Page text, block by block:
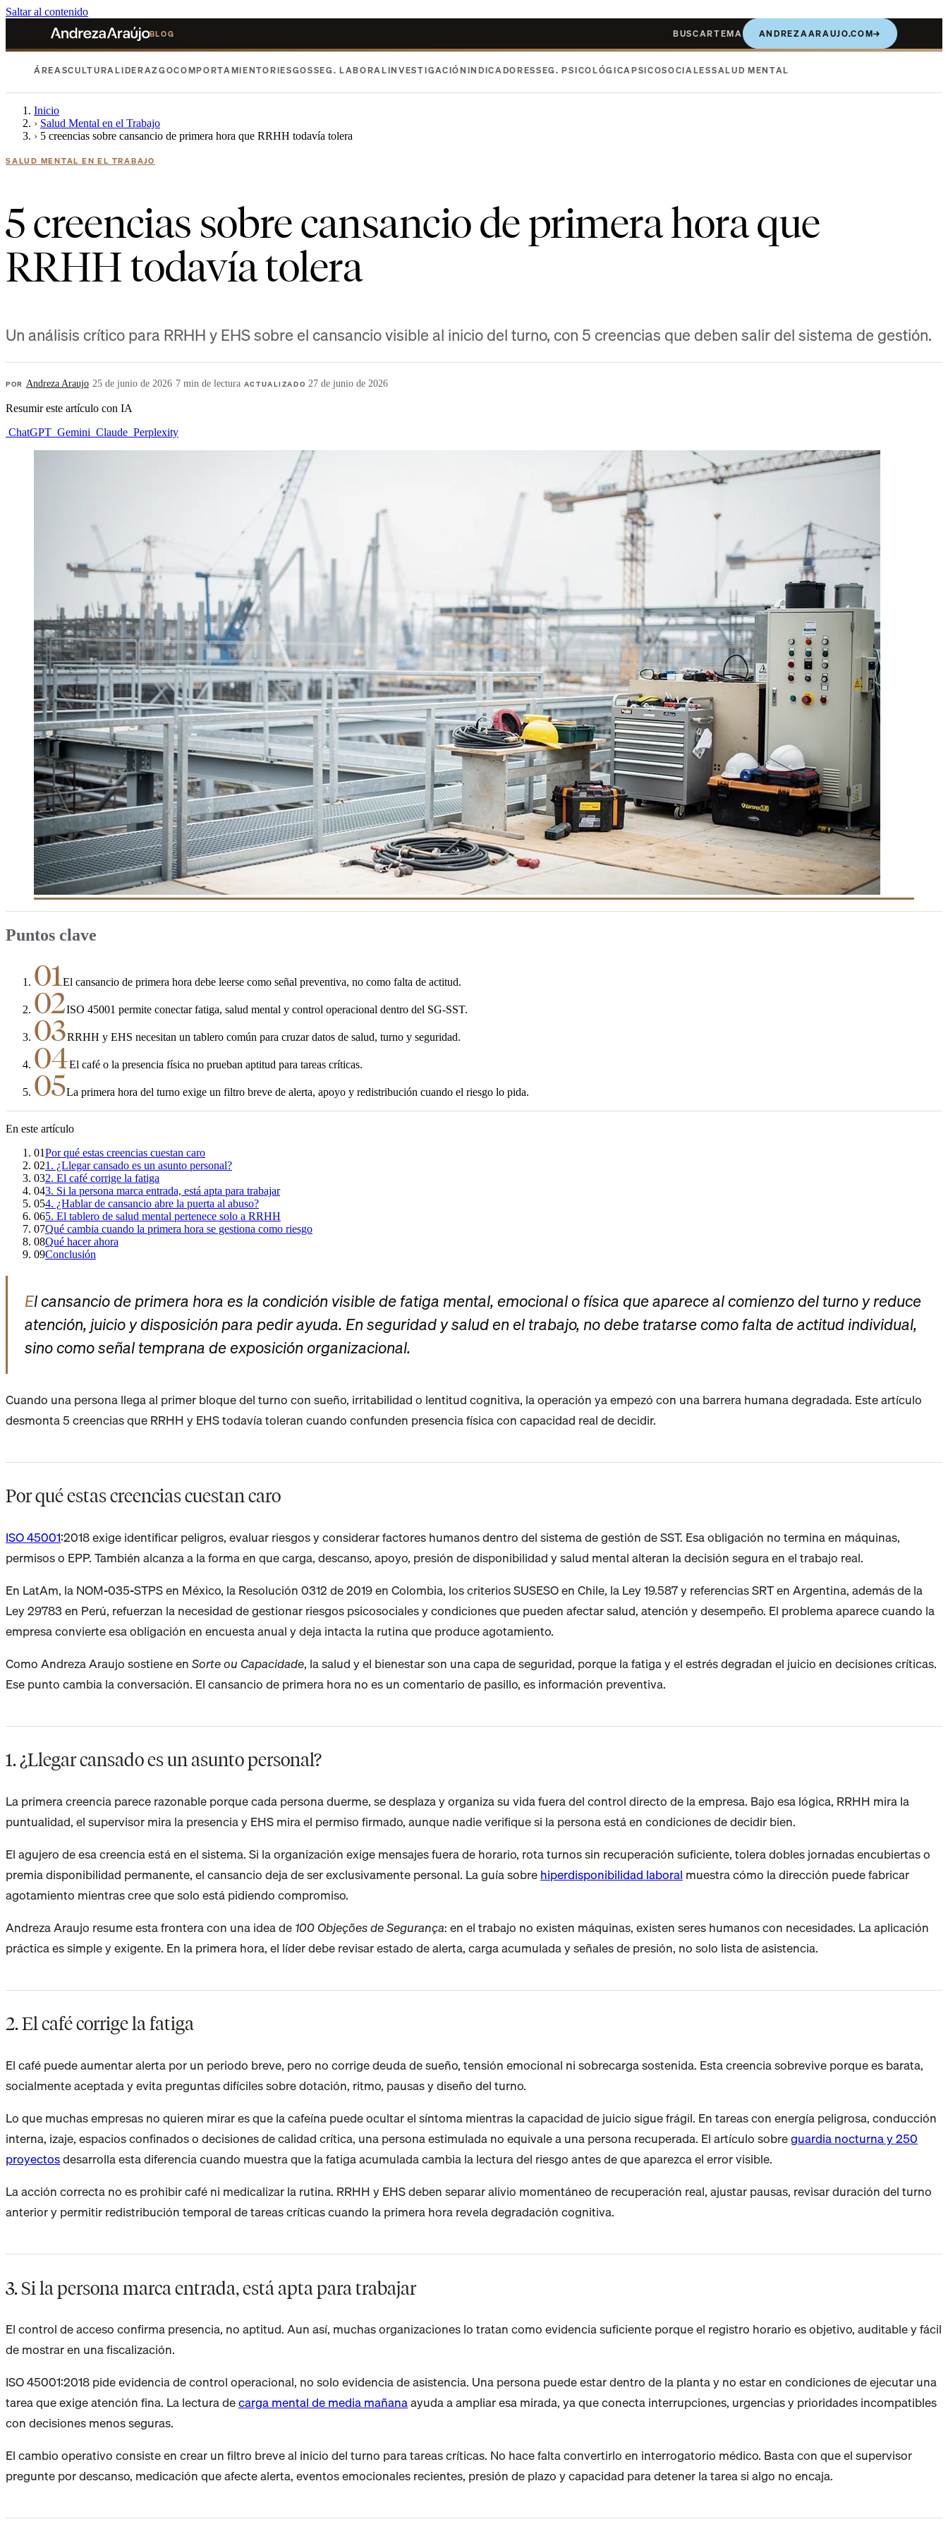
Saltar al contenido
BLOG BUSCARTEMA ANDREZAARAUJO.COM→
ÁREASCULTURALIDERAZGOCOMPORTAMIENTORIESGOSSEG. LABORALINVESTIGACIÓNINDICADORESSEG. PSICOLÓGICAPSICOSOCIALESSALUD MENTAL
Inicio
› Salud Mental en el Trabajo
› 5 creencias sobre cansancio de primera hora que RRHH todavía tolera
SALUD MENTAL EN EL TRABAJO
5 creencias sobre cansancio de primera hora que
RRHH todavía tolera
Un análisis crítico para RRHH y EHS sobre el cansancio visible al inicio del turno, con 5 creencias que deben salir del sistema de gestión.
POR Andreza Araujo· 25 de junio de 2026· 7 min de lectura·ACTUALIZADO 27 de junio de 2026
Resumir este artículo con IA
ChatGPT Gemini Claude Perplexity
Puntos clave
01El cansancio de primera hora debe leerse como señal preventiva, no como falta de actitud.
02ISO 45001 permite conectar fatiga, salud mental y control operacional dentro del SG-SST.
03RRHH y EHS necesitan un tablero común para cruzar datos de salud, turno y seguridad.
04El café o la presencia física no prueban aptitud para tareas críticas.
05La primera hora del turno exige un filtro breve de alerta, apoyo y redistribución cuando el riesgo lo pida.
En este artículo
01Por qué estas creencias cuestan caro
021. ¿Llegar cansado es un asunto personal?
032. El café corrige la fatiga
043. Si la persona marca entrada, está apta para trabajar
054. ¿Hablar de cansancio abre la puerta al abuso?
065. El tablero de salud mental pertenece solo a RRHH
07Qué cambia cuando la primera hora se gestiona como riesgo
08Qué hacer ahora
09Conclusión
El cansancio de primera hora es la condición visible de fatiga mental, emocional o física que aparece al comienzo del turno y reduce
atención, juicio y disposición para pedir ayuda. En seguridad y salud en el trabajo, no debe tratarse como falta de actitud individual,
sino como señal temprana de exposición organizacional.
Cuando una persona llega al primer bloque del turno con sueño, irritabilidad o lentitud cognitiva, la operación ya empezó con una barrera humana degradada. Este artículo
desmonta 5 creencias que RRHH y EHS todavía toleran cuando confunden presencia física con capacidad real de decidir.
Por qué estas creencias cuestan caro
ISO 45001:2018 exige identificar peligros, evaluar riesgos y considerar factores humanos dentro del sistema de gestión de SST. Esa obligación no termina en máquinas,
permisos o EPP. También alcanza a la forma en que carga, descanso, apoyo, presión de disponibilidad y salud mental alteran la decisión segura en el trabajo real.
En LatAm, la NOM-035-STPS en México, la Resolución 0312 de 2019 en Colombia, los criterios SUSESO en Chile, la Ley 19.587 y referencias SRT en Argentina, además de la
Ley 29783 en Perú, refuerzan la necesidad de gestionar riesgos psicosociales y condiciones que pueden afectar salud, atención y desempeño. El problema aparece cuando la
empresa convierte esa obligación en encuesta anual y deja intacta la rutina que produce agotamiento.
Como Andreza Araujo sostiene enSorte ou Capacidade, la salud y el bienestar son una capa de seguridad, porque la fatiga y el estrés degradan el juicio en decisiones críticas.
Ese punto cambia la conversación. El cansancio de primera hora no es un comentario de pasillo, es información preventiva.
1. ¿Llegar cansado es un asunto personal?
La primera creencia parece razonable porque cada persona duerme, se desplaza y organiza su vida fuera del control directo de la empresa. Bajo esa lógica, RRHH mira la
puntualidad, el supervisor mira la presencia y EHS mira el permiso firmado, aunque nadie verifique si la persona está en condiciones de decidir bien.
El agujero de esa creencia está en el sistema. Si la organización exige mensajes fuera de horario, rota turnos sin recuperación suficiente, tolera dobles jornadas encubiertas o
premia disponibilidad permanente, el cansancio deja de ser exclusivamente personal. La guía sobrehiperdisponibilidad laboral muestra cómo la dirección puede fabricar
agotamiento mientras cree que solo está pidiendo compromiso.
Andreza Araujo resume esta frontera con una idea de100 Objeções de Segurança: en el trabajo no existen máquinas, existen seres humanos con necesidades. La aplicación
práctica es simple y exigente. En la primera hora, el líder debe revisar estado de alerta, carga acumulada y señales de presión, no solo lista de asistencia.
2. El café corrige la fatiga
El café puede aumentar alerta por un periodo breve, pero no corrige deuda de sueño, tensión emocional ni sobrecarga sostenida. Esta creencia sobrevive porque es barata,
socialmente aceptada y evita preguntas difíciles sobre dotación, ritmo, pausas y diseño del turno.
Lo que muchas empresas no quieren mirar es que la cafeína puede ocultar el síntoma mientras la capacidad de juicio sigue frágil. En tareas con energía peligrosa, conducción
interna, izaje, espacios confinados o decisiones de calidad crítica, una persona estimulada no equivale a una persona recuperada. El artículo sobreguardia nocturna y 250
proyectosdesarrolla esta diferencia cuando muestra que la fatiga acumulada cambia la lectura del riesgo antes de que aparezca el error visible.
La acción correcta no es prohibir café ni medicalizar la rutina. RRHH y EHS deben separar alivio momentáneo de recuperación real, ajustar pausas, revisar duración del turno
anterior y permitir redistribución temporal de tareas críticas cuando la primera hora revela degradación cognitiva.
3. Si la persona marca entrada, está apta para trabajar
El control de acceso confirma presencia, no aptitud. Aun así, muchas organizaciones lo tratan como evidencia suficiente porque el registro horario es objetivo, auditable y fácil
de mostrar en una fiscalización.
ISO 45001:2018 pide evidencia de control operacional, no solo evidencia de asistencia. Una persona puede estar dentro de la planta y no estar en condiciones de ejecutar una
tarea que exige atención fina. La lectura decarga mental de media mañanaayuda a ampliar esa mirada, ya que conecta interrupciones, urgencias y prioridades incompatibles
con decisiones menos seguras.
El cambio operativo consiste en crear un filtro breve al inicio del turno para tareas críticas. No hace falta convertirlo en interrogatorio médico. Basta con que el supervisor
pregunte por descanso, medicación que afecte alerta, eventos emocionales recientes, presión de plazo y capacidad para detener la tarea si algo no encaja.